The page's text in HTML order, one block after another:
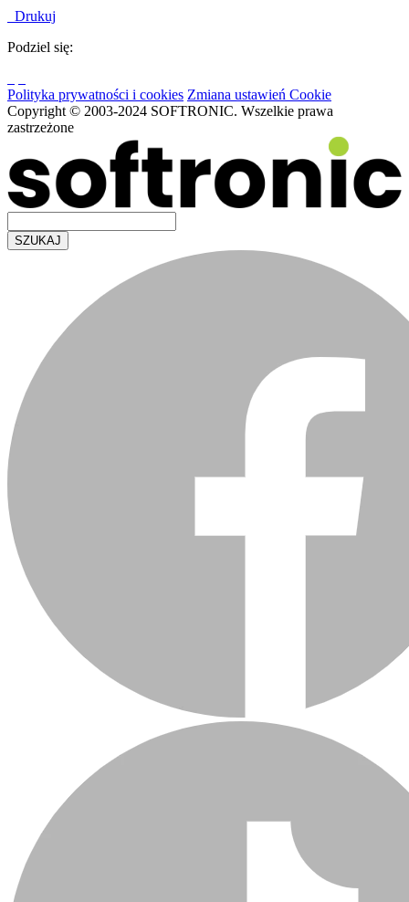
Drukuj
Podziel się:
Polityka prywatności i cookies Zmiana ustawień Cookie
Copyright © 2003-2024 SOFTRONIC. Wszelkie prawa
zastrzeżone